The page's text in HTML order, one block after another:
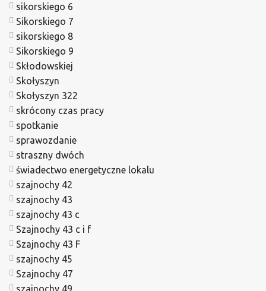
sikorskiego 6
Sikorskiego 7
sikorskiego 8
Sikorskiego 9
Skłodowskiej
Skołyszyn
Skołyszyn 322
skrócony czas pracy
spotkanie
sprawozdanie
straszny dwóch
świadectwo energetyczne lokalu
szajnochy 42
szajnochy 43
szajnochy 43 c
Szajnochy 43 c i f
Szajnochy 43 F
szajnochy 45
Szajnochy 47
szajnochy 49